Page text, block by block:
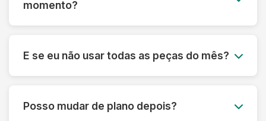
momento?
taxa de cancelamento. Sua satisfação é nossa
prioridade.
E se eu não usar todas as peças do mês?
você aproveite ao máximo seu plano sem
Posso mudar de plano depois?